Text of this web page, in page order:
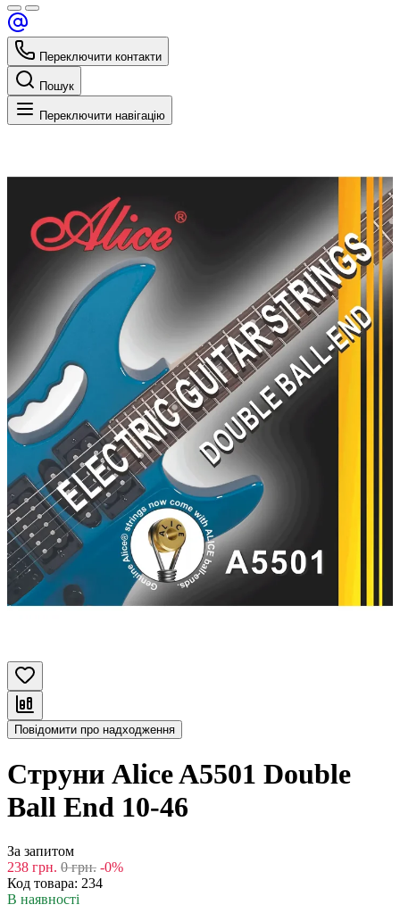
Переключити контакти
Пошук
Переключити навігацію
Повідомити про надходження
Струни Alice A5501 Double
Ball End 10-46
За запитом
238 грн. 0 грн. -0%
Код товара: 234
В наявності